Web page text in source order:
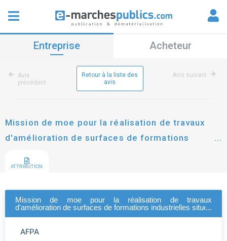
Entreprise Acheteur
Avis
précédent
Retour à la liste des
avis
Avis suivant
Mission de moe pour la réalisation de travaux
d'amélioration de surfaces de formations
charleville-mézières et saint-dizier
ATTRIBUTION
Mission de moe pour la réalisation de travaux
d'amélioration de surfaces de formations industrielles situés
AFPA